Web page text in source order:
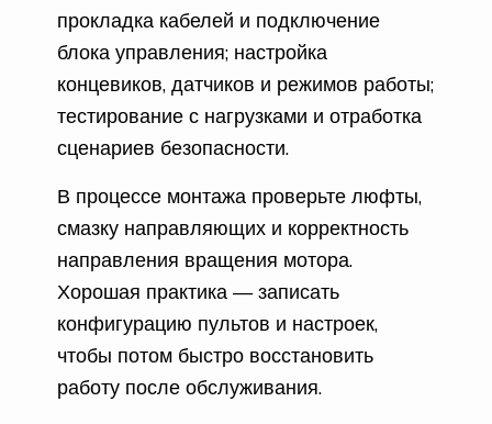
прокладка кабелей и подключение
блока управления; настройка
концевиков, датчиков и режимов работы;
тестирование с нагрузками и отработка
сценариев безопасности.
В процессе монтажа проверьте люфты,
смазку направляющих и корректность
направления вращения мотора.
Хорошая практика — записать
конфигурацию пультов и настроек,
чтобы потом быстро восстановить
работу после обслуживания.